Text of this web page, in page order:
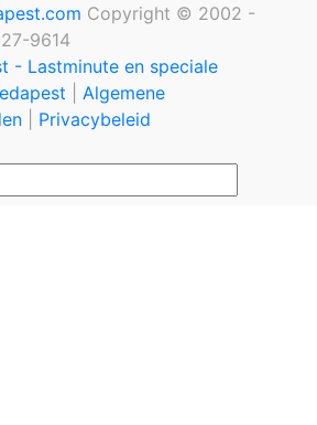
Copyright © 2002 -
9614
- Lastminute en speciale
Algemene
Privacybeleid